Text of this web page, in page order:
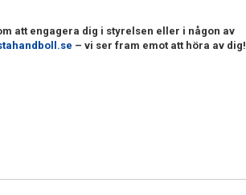
att engagera dig i styrelsen eller i någon av
– vi ser fram emot att höra av dig!